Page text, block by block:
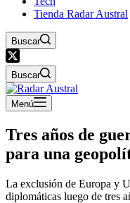
Tienda Radar Austral
Buscar
Buscar
Menú
Tres años de
para una
La exclusión de Europa y
diplomáticas luego de tres